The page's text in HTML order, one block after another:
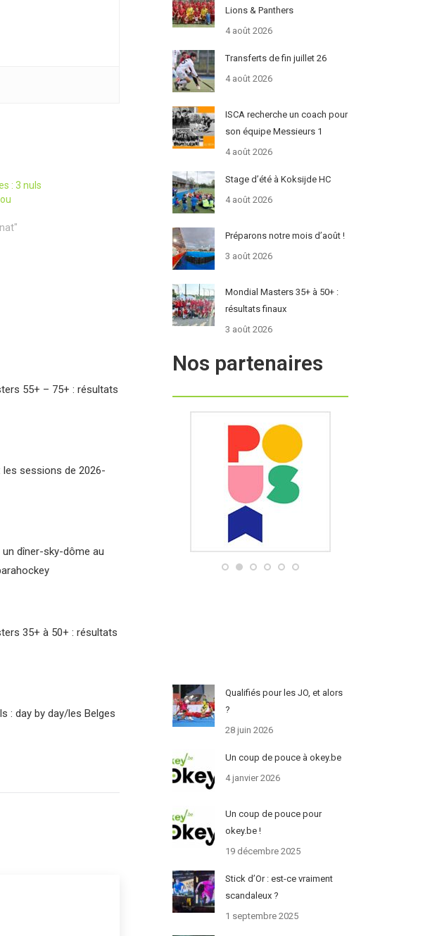
: 3 nuls
55+ – 75+ : résultats
les sessions de 2026-
dîner-sky-dôme au
35+ à 50+ : résultats
: day by day/les Belges
Lions & Panthers
4 août 2026
Transferts de fin juillet 26
4 août 2026
ISCA recherche un coach pour
son équipe Messieurs 1
4 août 2026
Stage d’été à Koksijde HC
4 août 2026
Préparons notre mois d’août !
3 août 2026
Mondial Masters 35+ à 50+ :
résultats finaux
3 août 2026
Nos partenaires
Qualifiés pour les JO, et alors
?
28 juin 2026
Un coup de pouce à okey.be
4 janvier 2026
Un coup de pouce pour
okey.be !
19 décembre 2025
Stick d’Or : est-ce vraiment
scandaleux ?
1 septembre 2025